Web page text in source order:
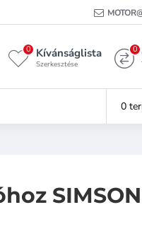
Kívánságlista
Szerkesztése
0 0
0
SIMSON